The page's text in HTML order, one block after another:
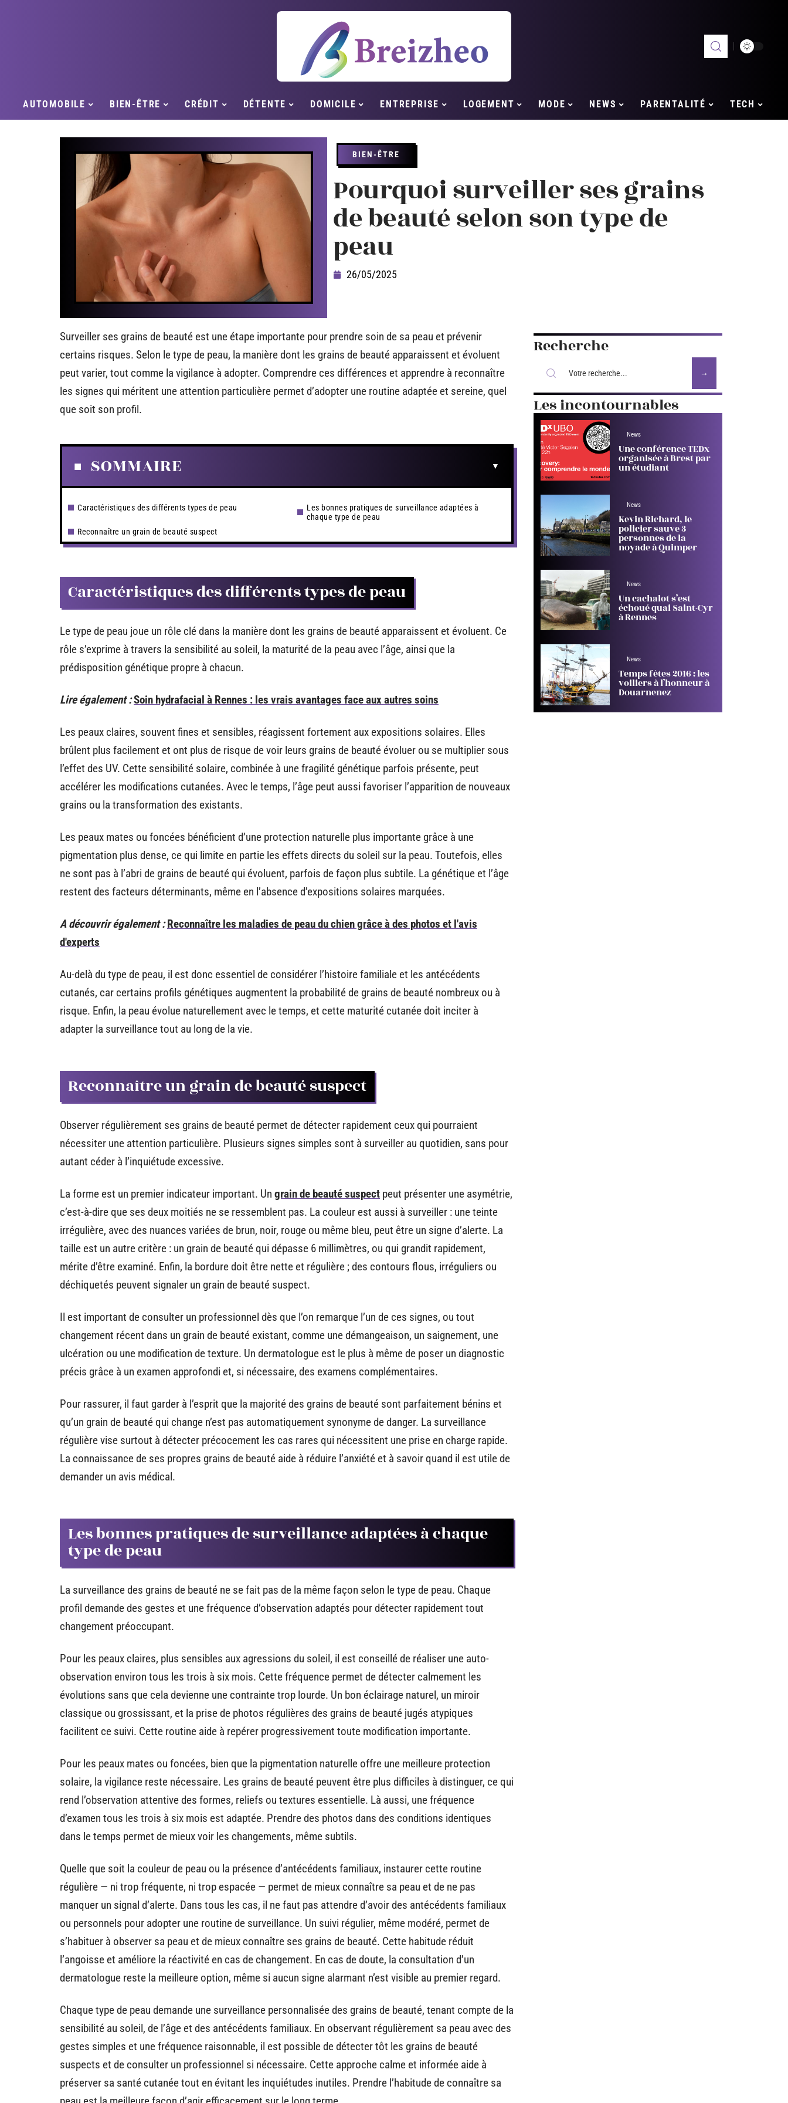
AUTOMOBILE BIEN-ÊTRE CRÉDIT DÉTENTE DOMICILE ENTREPRISE LOGEMENT MODE NEWS PARENTALITÉ TECH
BIEN-ÊTRE
Pourquoi surveiller ses grains
de beauté selon son type de
peau
26/05/2025
Surveiller ses grains de beauté est une étape importante pour prendre soin de sa peau et prévenir
certains risques. Selon le type de peau, la manière dont les grains de beauté apparaissent et évoluent
peut varier, tout comme la vigilance à adopter. Comprendre ces différences et apprendre à reconnaître
les signes qui méritent une attention particulière permet d’adopter une routine adaptée et sereine, quel
que soit son profil.
SOMMAIRE
Caractéristiques des différents types de peau
Reconnaître un grain de beauté suspect
Les bonnes pratiques de surveillance adaptées à
chaque type de peau
Caractéristiques des différents types de peau
Le type de peau joue un rôle clé dans la manière dont les grains de beauté apparaissent et évoluent. Ce
rôle s’exprime à travers la sensibilité au soleil, la maturité de la peau avec l’âge, ainsi que la
prédisposition génétique propre à chacun.
Lire également :Soin hydrafacial à Rennes : les vrais avantages face aux autres soins
Les peaux claires, souvent fines et sensibles, réagissent fortement aux expositions solaires. Elles
brûlent plus facilement et ont plus de risque de voir leurs grains de beauté évoluer ou se multiplier sous
l’effet des UV. Cette sensibilité solaire, combinée à une fragilité génétique parfois présente, peut
accélérer les modifications cutanées. Avec le temps, l’âge peut aussi favoriser l’apparition de nouveaux
grains ou la transformation des existants.
Les peaux mates ou foncées bénéficient d’une protection naturelle plus importante grâce à une
pigmentation plus dense, ce qui limite en partie les effets directs du soleil sur la peau. Toutefois, elles
ne sont pas à l’abri de grains de beauté qui évoluent, parfois de façon plus subtile. La génétique et l’âge
restent des facteurs déterminants, même en l’absence d’expositions solaires marquées.
A découvrir également : Reconnaître les maladies de peau du chien grâce à des photos et l'avis
d'experts
Au-delà du type de peau, il est donc essentiel de considérer l’histoire familiale et les antécédents
cutanés, car certains profils génétiques augmentent la probabilité de grains de beauté nombreux ou à
risque. Enfin, la peau évolue naturellement avec le temps, et cette maturité cutanée doit inciter à
adapter la surveillance tout au long de la vie.
Reconnaître un grain de beauté suspect
Observer régulièrement ses grains de beauté permet de détecter rapidement ceux qui pourraient
nécessiter une attention particulière. Plusieurs signes simples sont à surveiller au quotidien, sans pour
autant céder à l’inquiétude excessive.
La forme est un premier indicateur important. Un grain de beauté suspect peut présenter une asymétrie,
c’est-à-dire que ses deux moitiés ne se ressemblent pas. La couleur est aussi à surveiller : une teinte
irrégulière, avec des nuances variées de brun, noir, rouge ou même bleu, peut être un signe d’alerte. La
taille est un autre critère : un grain de beauté qui dépasse 6 millimètres, ou qui grandit rapidement,
mérite d’être examiné. Enfin, la bordure doit être nette et régulière ; des contours flous, irréguliers ou
déchiquetés peuvent signaler un grain de beauté suspect.
Il est important de consulter un professionnel dès que l’on remarque l’un de ces signes, ou tout
changement récent dans un grain de beauté existant, comme une démangeaison, un saignement, une
ulcération ou une modification de texture. Un dermatologue est le plus à même de poser un diagnostic
précis grâce à un examen approfondi et, si nécessaire, des examens complémentaires.
Pour rassurer, il faut garder à l’esprit que la majorité des grains de beauté sont parfaitement bénins et
qu’un grain de beauté qui change n’est pas automatiquement synonyme de danger. La surveillance
régulière vise surtout à détecter précocement les cas rares qui nécessitent une prise en charge rapide.
La connaissance de ses propres grains de beauté aide à réduire l’anxiété et à savoir quand il est utile de
demander un avis médical.
Les bonnes pratiques de surveillance adaptées à chaque
type de peau
La surveillance des grains de beauté ne se fait pas de la même façon selon le type de peau. Chaque
profil demande des gestes et une fréquence d’observation adaptés pour détecter rapidement tout
changement préoccupant.
Pour les peaux claires, plus sensibles aux agressions du soleil, il est conseillé de réaliser une auto-
observation environ tous les trois à six mois. Cette fréquence permet de détecter calmement les
évolutions sans que cela devienne une contrainte trop lourde. Un bon éclairage naturel, un miroir
classique ou grossissant, et la prise de photos régulières des grains de beauté jugés atypiques
facilitent ce suivi. Cette routine aide à repérer progressivement toute modification importante.
Pour les peaux mates ou foncées, bien que la pigmentation naturelle offre une meilleure protection
solaire, la vigilance reste nécessaire. Les grains de beauté peuvent être plus difficiles à distinguer, ce qui
rend l’observation attentive des formes, reliefs ou textures essentielle. Là aussi, une fréquence
d’examen tous les trois à six mois est adaptée. Prendre des photos dans des conditions identiques
dans le temps permet de mieux voir les changements, même subtils.
Quelle que soit la couleur de peau ou la présence d’antécédents familiaux, instaurer cette routine
régulière — ni trop fréquente, ni trop espacée — permet de mieux connaître sa peau et de ne pas
manquer un signal d’alerte. Dans tous les cas, il ne faut pas attendre d’avoir des antécédents familiaux
ou personnels pour adopter une routine de surveillance. Un suivi régulier, même modéré, permet de
s’habituer à observer sa peau et de mieux connaître ses grains de beauté. Cette habitude réduit
l’angoisse et améliore la réactivité en cas de changement. En cas de doute, la consultation d’un
dermatologue reste la meilleure option, même si aucun signe alarmant n’est visible au premier regard.
Chaque type de peau demande une surveillance personnalisée des grains de beauté, tenant compte de la
sensibilité au soleil, de l’âge et des antécédents familiaux. En observant régulièrement sa peau avec des
gestes simples et une fréquence raisonnable, il est possible de détecter tôt les grains de beauté
suspects et de consulter un professionnel si nécessaire. Cette approche calme et informée aide à
préserver sa santé cutanée tout en évitant les inquiétudes inutiles. Prendre l’habitude de connaître sa
Recherche
Les incontournables
News
Une conférence TEDx
organisée à Brest par
un étudiant
News
Kevin Richard, le
policier sauve 3
personnes de la
noyade à Quimper
News
Un cachalot s’est
échoué quai Saint-Cyr
à Rennes
News
Temps fêtes 2016 : les
voiliers à l’honneur à
Douarnenez